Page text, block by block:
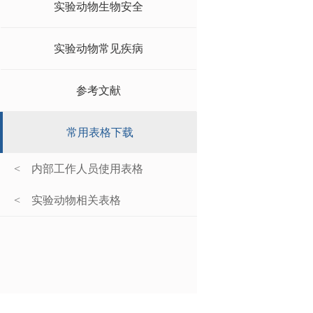
实验动物生物安全
实验动物常见疾病
参考文献
常用表格下载
< 内部工作人员使用表格
< 实验动物相关表格